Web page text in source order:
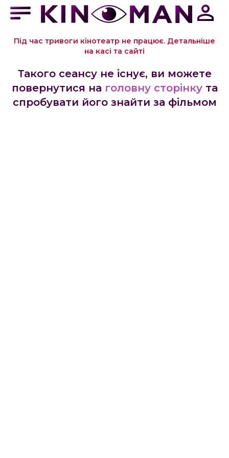
Під час тривоги кінотеатр не працює. Детальніше
на касі та сайті
Такого сеансу не існує, ви можете
повернутися на головну сторінку та
спробувати його знайти за фільмом